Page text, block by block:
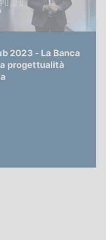
2023 - La Banca
progettualità